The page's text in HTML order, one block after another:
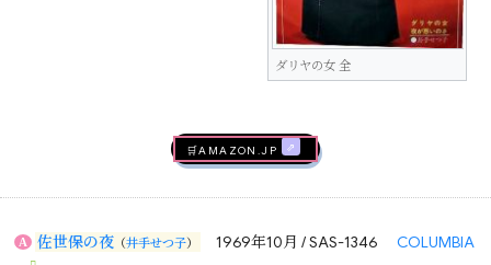
ダリヤの女 全
🛒AMAZON.jp
A 佐世保の夜 （井手せつ子） 1969年10月 / SAS-1346 COLUMBIA